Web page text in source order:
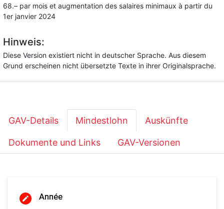
68.– par mois et augmentation des salaires minimaux à partir du
1er janvier 2024
Hinweis:
Diese Version existiert nicht in deutscher Sprache. Aus diesem
Grund erscheinen nicht übersetzte Texte in ihrer Originalsprache.
GAV-Details Mindestlohn Auskünfte
Dokumente und Links GAV-Versionen
Année